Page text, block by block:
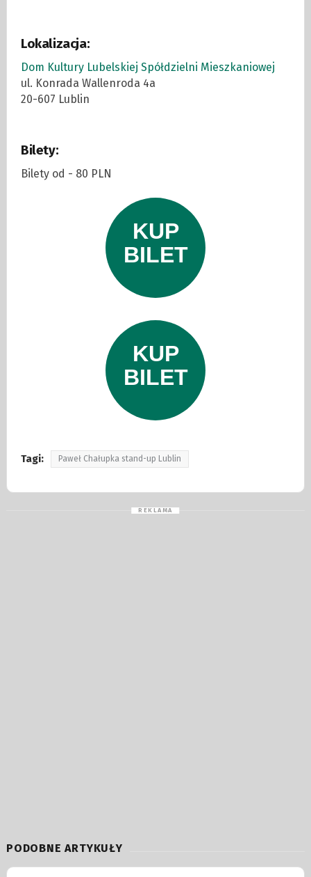
Lokalizacja:
Dom Kultury Lubelskiej Spółdzielni Mieszkaniowej
ul. Konrada Wallenroda 4a
20-607 Lublin
Bilety:
Bilety od - 80 PLN
Tagi: Paweł Chałupka stand-up Lublin
PODOBNE ARTYKUŁY